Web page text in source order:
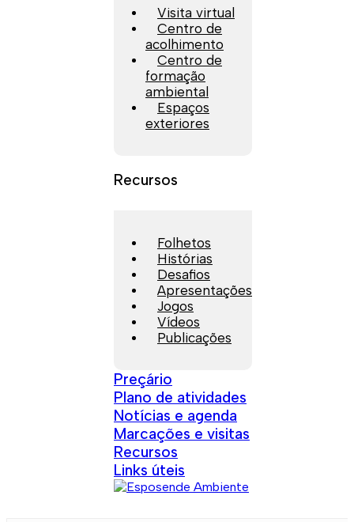
Visita virtual
Centro de
acolhimento
Centro de
formação
ambiental
Espaços
exteriores
Recursos
Folhetos
Histórias
Desafios
Apresentações
Jogos
Vídeos
Publicações
Preçário
Plano de atividades
Notícias e agenda
Marcações e visitas
Recursos
Links úteis